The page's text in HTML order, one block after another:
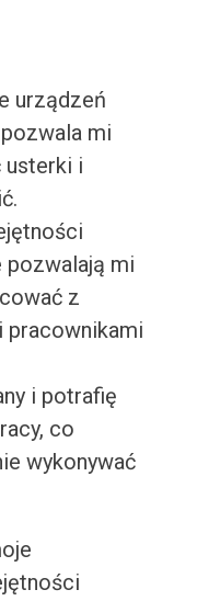
urządzeń
mi
i
pozwalają mi
z
pracownikami
i potrafię
co
wykonywać